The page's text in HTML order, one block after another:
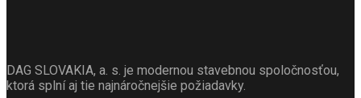
DAG SLOVAKIA, a. s. je modernou stavebnou spoločnosťou,
ktorá splní aj tie najnáročnejšie požiadavky.